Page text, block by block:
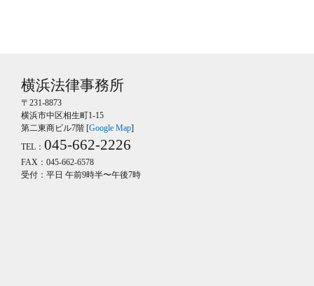
横浜法律事務所
〒231-8873
横浜市中区相生町1-15
第二東商ビル7階 [Google Map]
TEL： 045-662-2226
FAX：045-662-6578
受付：平日 午前9時半〜午後7時